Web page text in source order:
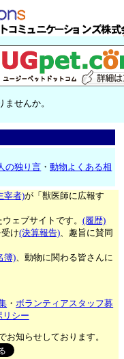
せんか。
の独り言 ・動物よくある相
宰者)が「獣医師に広報す
ェブサイトです。(履歴)
け(決算報告)、趣旨に賛同
簿)、動物に関わる皆さんに
・ボランティアスタッフ募
リシー
お知らせしております。